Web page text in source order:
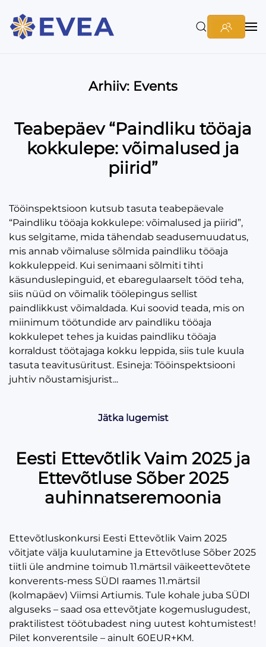
Arhiiv: Events
Teabepäev “Paindliku tööaja
kokkulepe: võimalused ja
piirid”
Tööinspektsioon kutsub tasuta teabepäevale
“Paindliku tööaja kokkulepe: võimalused ja piirid”,
kus selgitame, mida tähendab seadusemuudatus,
mis annab võimaluse sõlmida paindliku tööaja
kokkuleppeid. Kui senimaani sõlmiti tihti
käsunduslepinguid, et ebaregulaarselt tööd teha,
siis nüüd on võimalik töölepingus sellist
paindlikkust võimaldada. Kui soovid teada, mis on
miinimum töötundide arv paindliku tööaja
kokkulepet tehes ja kuidas paindliku tööaja
korraldust töötajaga kokku leppida, siis tule kuula
tasuta teavitusüritust. Esineja: Tööinspektsiooni
juhtiv nõustamisjurist...
Jätka lugemist
Eesti Ettevõtlik Vaim 2025 ja
Ettevõtluse Sõber 2025
auhinnatseremoonia
Ettevõtluskonkursi Eesti Ettevõtlik Vaim 2025
võitjate välja kuulutamine ja Ettevõtluse Sõber 2025
tiitli üle andmine toimub 11.märtsil väikeettevõtete
konverents-mess SÜDI raames 11.märtsil
(kolmapäev) Viimsi Artiumis. Tule kohale juba SÜDI
alguseks – saad osa ettevõtjate kogemuslugudest,
praktilistest töötubadest ning uutest kohtumistest!
Pilet konverentsile – ainult 60EUR+KM.